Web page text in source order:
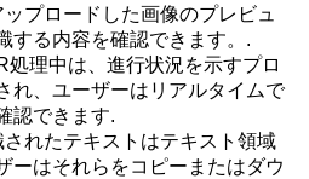
ップロードした画像のプレビュ
する内容を確認できます。.
処理中は、進行状況を示すプロ
れ、ユーザーはリアルタイムで
認できます.
されたテキストはテキスト領域
ーはそれらをコピーまたはダウ